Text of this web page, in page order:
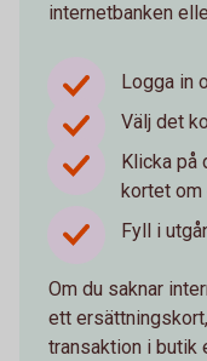
internetbanken
Logga in
Välj det
Klicka på
kortet om
Fyll i
Om du saknar
ett
transaktion i butik